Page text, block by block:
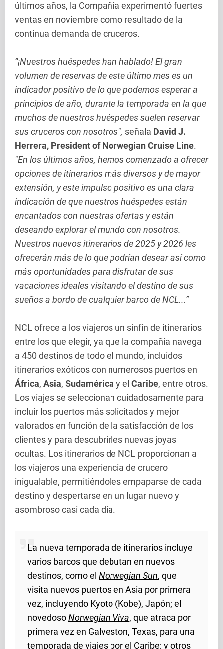
últimos años, la Compañía experimentó fuertes
ventas en noviembre como resultado de la
continua demanda de cruceros.
“¡Nuestros huéspedes han hablado! El gran
volumen de reservas de este último mes es un
indicador positivo de lo que podemos esperar a
principios de año, durante la temporada en la que
muchos de nuestros huéspedes suelen reservar
sus cruceros con nosotros", señala David J.
Herrera, President of Norwegian Cruise Line.
"En los últimos años, hemos comenzado a ofrecer
opciones de itinerarios más diversos y de mayor
extensión, y este impulso positivo es una clara
indicación de que nuestros huéspedes están
encantados con nuestras ofertas y están
deseando explorar el mundo con nosotros.
Nuestros nuevos itinerarios de 2025 y 2026 les
ofrecerán más de lo que podrían desear así como
más oportunidades para disfrutar de sus
vacaciones ideales visitando el destino de sus
sueños a bordo de cualquier barco de NCL...”
NCL ofrece a los viajeros un sinfín de itinerarios
entre los que elegir, ya que la compañía navega
a 450 destinos de todo el mundo, incluidos
itinerarios exóticos con numerosos puertos en
África, Asia, Sudamérica y el Caribe, entre otros.
Los viajes se seleccionan cuidadosamente para
incluir los puertos más solicitados y mejor
valorados en función de la satisfacción de los
clientes y para descubrirles nuevas joyas
ocultas. Los itinerarios de NCL proporcionan a
los viajeros una experiencia de crucero
inigualable, permitiéndoles empaparse de cada
destino y despertarse en un lugar nuevo y
asombroso casi cada día.
La nueva temporada de itinerarios incluye
varios barcos que debutan en nuevos
destinos, como el Norwegian Sun, que
visita nuevos puertos en Asia por primera
vez, incluyendo Kyoto (Kobe), Japón; el
novedosoNorwegian Viva, que atraca por
primera vez en Galveston, Texas, para una
temporada de viajes por el Caribe; y otros